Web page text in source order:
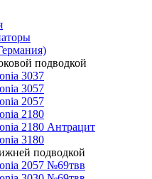
подводкой
3037
3057
2057
2180
2180 Антрацит
3180
подводкой
2057 №69твв